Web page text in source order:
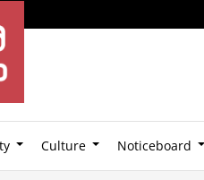
Culture Noticeboard